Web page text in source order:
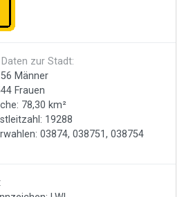
zur Stadt:
Männer
Frauen
78,30 km²
19288
03874, 038751, 038754